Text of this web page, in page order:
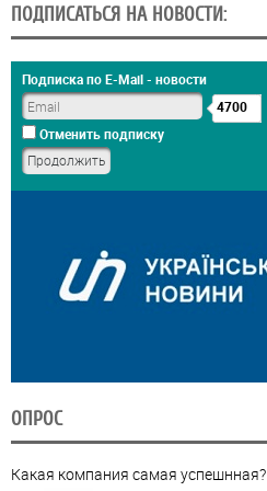
ПОДПИСАТЬСЯ НА НОВОСТИ:
Подписка по E-Mail - новости
4700
Отменить подписку
ОПРОС
Какая компания самая успешнная?